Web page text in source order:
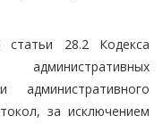
28.2 Кодекса
за исключением